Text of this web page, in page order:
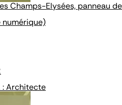
Champs-Elysées, panneau de
numérique)
: Architecte